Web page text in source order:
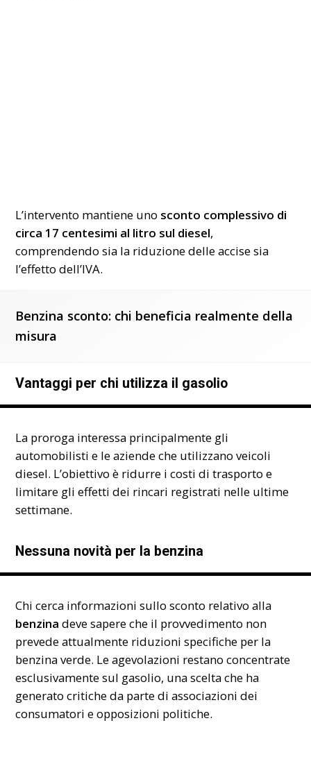
L’intervento mantiene uno sconto complessivo di
circa 17 centesimi al litro sul diesel,
comprendendo sia la riduzione delle accise sia
l’effetto dell’IVA.
Benzina sconto: chi beneficia realmente della
misura
Vantaggi per chi utilizza il gasolio
La proroga interessa principalmente gli
automobilisti e le aziende che utilizzano veicoli
diesel. L’obiettivo è ridurre i costi di trasporto e
limitare gli effetti dei rincari registrati nelle ultime
settimane.
Nessuna novità per la benzina
Chi cerca informazioni sullo sconto relativo alla
benzinadeve sapere che il provvedimento non
prevede attualmente riduzioni specifiche per la
benzina verde. Le agevolazioni restano concentrate
esclusivamente sul gasolio, una scelta che ha
generato critiche da parte di associazioni dei
consumatori e opposizioni politiche.